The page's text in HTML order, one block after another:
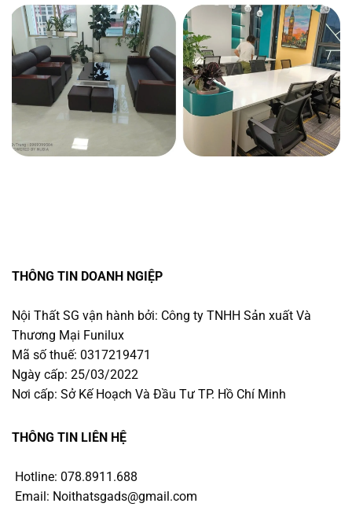
THÔNG TIN DOANH NGIỆP
Nội Thất SG vận hành bởi: Công ty TNHH Sản xuất Và
Thương Mại Funilux
Mã số thuế: 0317219471
Ngày cấp: 25/03/2022
Nơi cấp: Sở Kế Hoạch Và Đầu Tư TP. Hồ Chí Minh
THÔNG TIN LIÊN HỆ
Hotline: 078.8911.688
Email: Noithatsgads@gmail.com